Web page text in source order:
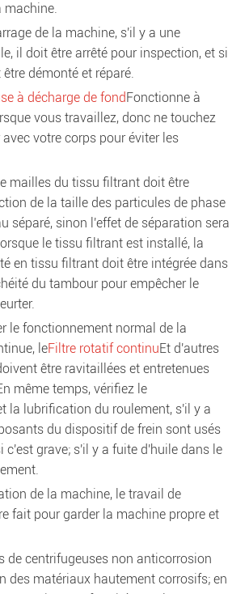
machine.
de la machine, s'il y a une
il doit être arrêté pour inspection, et si
démonté et réparé.
à décharge de fondFonctionne à
vous travaillez, donc ne touchez
votre corps pour éviter les
mailles du tissu filtrant doit être
de la taille des particules de phase
séparé, sinon l'effet de séparation sera
le tissu filtrant est installé, la
en tissu filtrant doit être intégrée dans
du tambour pour empêcher le
le fonctionnement normal de la
leFiltre rotatif continuEt d'autres
être ravitaillées et entretenues
même temps, vérifiez le
la lubrification du roulement, s'il y a
du dispositif de frein sont usés
c'est grave; s'il y a fuite d'huile dans le
de la machine, le travail de
fait pour garder la machine propre et
de centrifugeuses non anticorrosion
des matériaux hautement corrosifs; en